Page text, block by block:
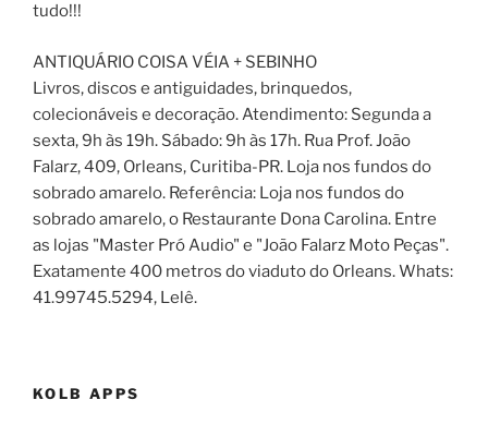
tudo!!!
ANTIQUÁRIO COISA VÉIA + SEBINHO
Livros, discos e antiguidades, brinquedos,
colecionáveis e decoração. Atendimento: Segunda a
sexta, 9h às 19h. Sábado: 9h às 17h. Rua Prof. João
Falarz, 409, Orleans, Curitiba-PR. Loja nos fundos do
sobrado amarelo. Referência: Loja nos fundos do
sobrado amarelo, o Restaurante Dona Carolina. Entre
as lojas "Master Pró Audio" e "João Falarz Moto Peças".
Exatamente 400 metros do viaduto do Orleans. Whats:
41.99745.5294, Lelê.
KOLB APPS